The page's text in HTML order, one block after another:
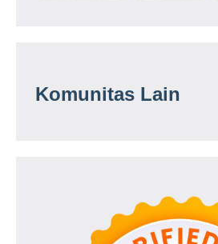
Komunitas Lain